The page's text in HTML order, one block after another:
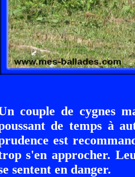
couple de cygnes
de temps à
est
s'en approcher.
sentent en danger.